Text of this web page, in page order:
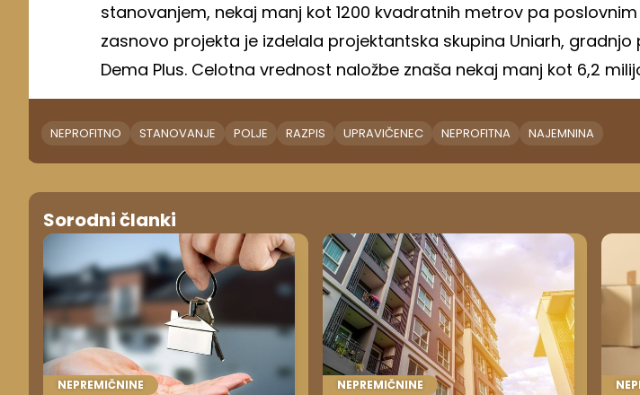
stanovanjem, nekaj manj kot 1200 kvadratnih metrov pa
zasnovo projekta je izdelala projektantska skupina Uniarh,
Dema Plus. Celotna vrednost naložbe znaša nekaj manj kot 6,2
NEPROFITNO STANOVANJE POLJE RAZPIS UPRAVIČENEC NEPROFITNA NAJEMNINA
Sorodni članki
NEPREMIČNINE NEPREMIČNINE